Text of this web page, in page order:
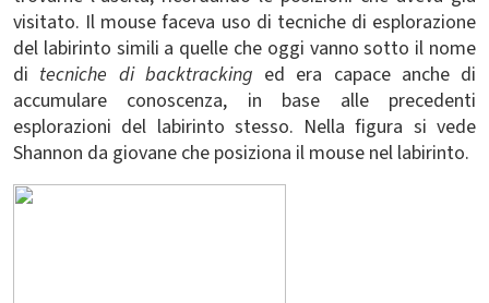
visitato. Il mouse faceva uso di tecniche di esplorazione
del labirinto simili a quelle che oggi vanno sotto il nome
di tecniche di backtracking ed era capace anche di
accumulare conoscenza, in base alle precedenti
esplorazioni del labirinto stesso. Nella figura si vede
Shannon da giovane che posiziona il mouse nel labirinto.